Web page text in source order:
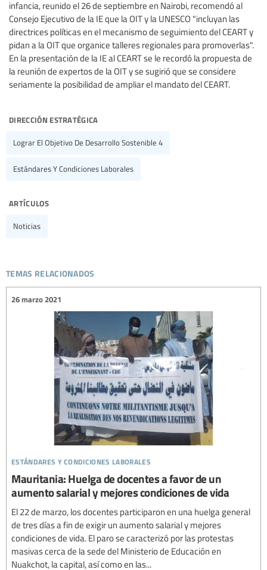
infancia, reunido el 26 de septiembre en Nairobi, recomendó al
Consejo Ejecutivo de la IE que la OIT y la UNESCO "incluyan las
directrices políticas en el mecanismo de seguimiento del CEART y
pidan a la OIT que organice talleres regionales para promoverlas".
En la presentación de la IE al CEART se le recordó la propuesta de
la reunión de expertos de la OIT y se sugirió que se considere
seriamente la posibilidad de ampliar el mandato del CEART.
dirección estratégica
Lograr El Objetivo De Desarrollo Sostenible 4
Estándares Y Condiciones Laborales
artículos
Noticias
temas relacionados
estándares y condiciones laborales
26 marzo 2021
Mauritania: Huelga de docentes a favor de un
aumento salarial y mejores condiciones de vida
El 22 de marzo, los docentes participaron en una huelga general
de tres días a fin de exigir un aumento salarial y mejores
condiciones de vida. El paro se caracterizó por las protestas
masivas cerca de la sede del Ministerio de Educación en
Nuakchot, la capital, así como en las...